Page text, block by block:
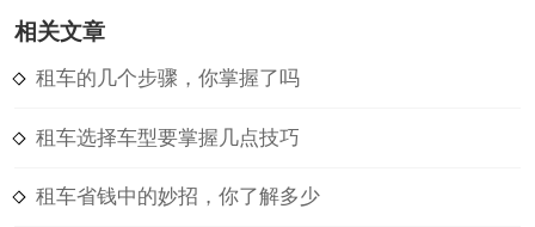
相关文章
租车的几个步骤，你掌握了吗
租车选择车型要掌握几点技巧
租车省钱中的妙招，你了解多少